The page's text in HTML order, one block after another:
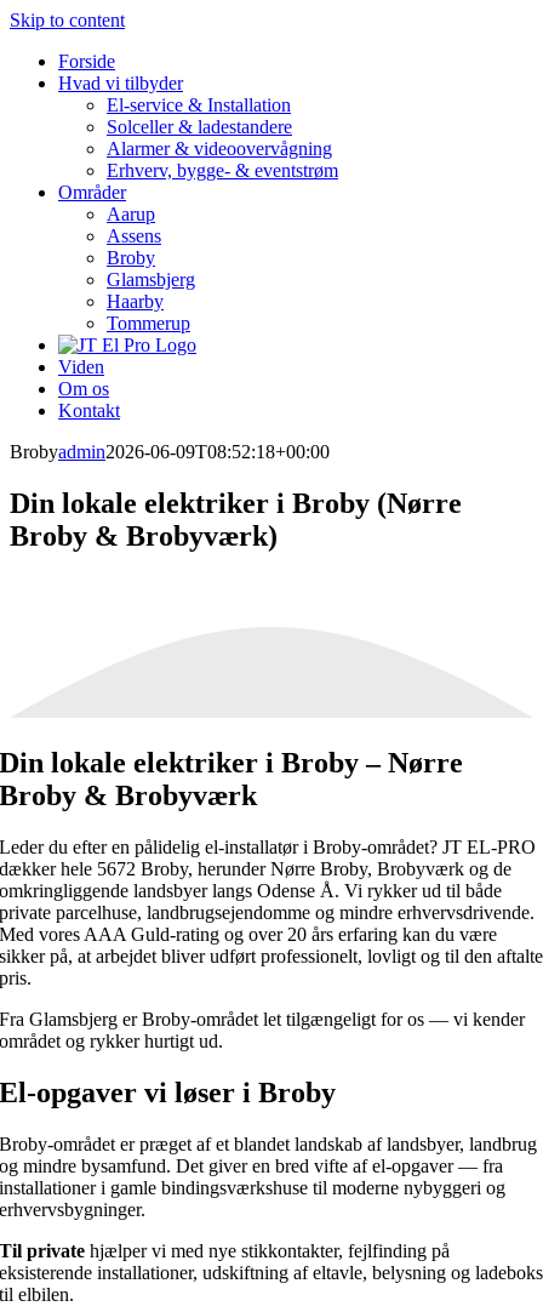
Skip to content
Forside
Hvad vi tilbyder
El-service & Installation
Solceller & ladestandere
Alarmer & videoovervågning
Erhverv, bygge- & eventstrøm
Områder
Aarup
Assens
Broby
Glamsbjerg
Haarby
Tommerup
Viden
Om os
Kontakt
Brobyadmin2026-06-09T08:52:18+00:00
Din lokale elektriker i Broby (Nørre
Broby & Brobyværk)
Din lokale elektriker i Broby – Nørre
Broby & Brobyværk
Leder du efter en pålidelig el-installatør i Broby-området? JT EL-PRO
dækker hele 5672 Broby, herunder Nørre Broby, Brobyværk og de
omkringliggende landsbyer langs Odense Å. Vi rykker ud til både
private parcelhuse, landbrugsejendomme og mindre erhvervsdrivende.
Med vores AAA Guld-rating og over 20 års erfaring kan du være
sikker på, at arbejdet bliver udført professionelt, lovligt og til den aftalte
pris.
Fra Glamsbjerg er Broby-området let tilgængeligt for os — vi kender
området og rykker hurtigt ud.
El-opgaver vi løser i Broby
Broby-området er præget af et blandet landskab af landsbyer, landbrug
og mindre bysamfund. Det giver en bred vifte af el-opgaver — fra
installationer i gamle bindingsværkshuse til moderne nybyggeri og
erhvervsbygninger.
Til private hjælper vi med nye stikkontakter, fejlfinding på
eksisterende installationer, udskiftning af eltavle, belysning og ladeboks
til elbilen.